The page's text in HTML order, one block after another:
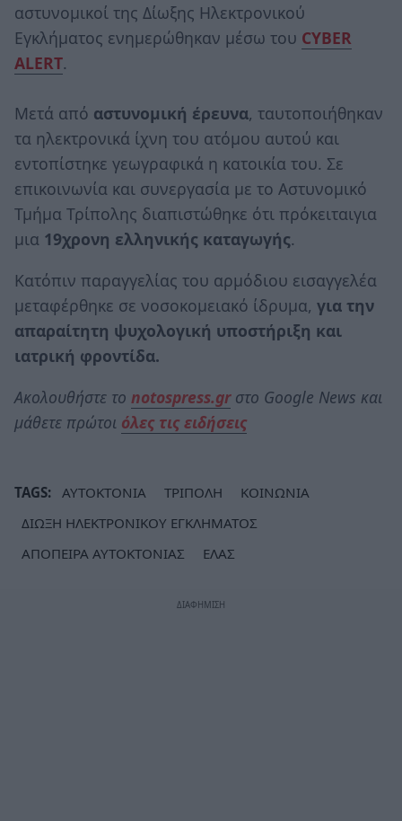
αστυνομικοί της Δίωξης Ηλεκτρονικού
Εγκλήματος ενημερώθηκαν μέσω του CYBER
ALERT.
Μετά από αστυνομική έρευνα, ταυτοποιήθηκαν
τα ηλεκτρονικά ίχνη του ατόμου αυτού και
εντοπίστηκε γεωγραφικά η κατοικία του. Σε
επικοινωνία και συνεργασία με το Αστυνομικό
Τμήμα Τρίπολης διαπιστώθηκε ότι πρόκειταιγια
μια 19χρονη ελληνικής καταγωγής.
Κατόπιν παραγγελίας του αρμόδιου εισαγγελέα
μεταφέρθηκε σε νοσοκομειακό ίδρυμα, για την
απαραίτητη ψυχολογική υποστήριξη και
ιατρική φροντίδα.
Ακολουθήστε το notospress.grστο Google News και
μάθετε πρώτοι όλες τις ειδήσεις
TAGS: ΑΥΤΟΚΤΟΝΙΑ ΤΡΙΠΟΛΗ
ΚΟΙΝΩΝΙΑ
ΔΙΩΞΗ ΗΛΕΚΤΡΟΝΙΚΟΥ ΕΓΚΛΗΜΑΤΟΣ
ΑΠΟΠΕΙΡΑ ΑΥΤΟΚΤΟΝΙΑΣ
ΕΛΑΣ